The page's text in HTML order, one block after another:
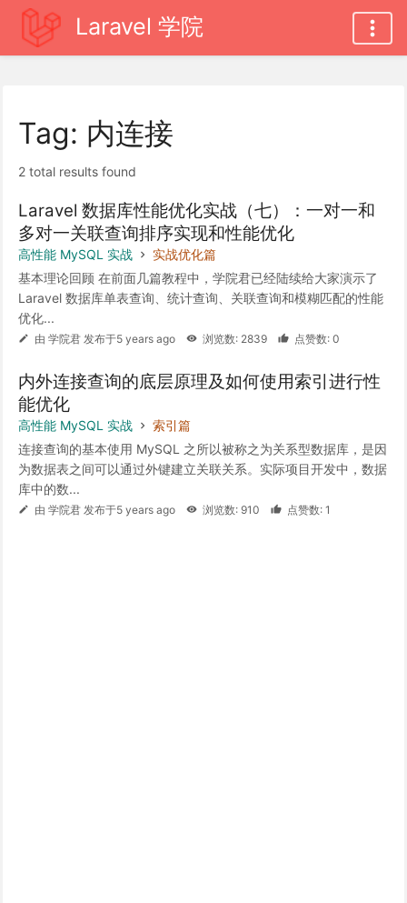
Laravel 学院
Tag: 内连接
2 total results found
Laravel 数据库性能优化实战（七）：一对一和
多对一关联查询排序实现和性能优化
高性能 MySQL 实战
实战优化篇
基本理论回顾 在前面几篇教程中，学院君已经陆续给大家演示了
Laravel 数据库单表查询、统计查询、关联查询和模糊匹配的性能
优化...
由 学院君 发布于5 years ago 浏览数: 2839 点赞数: 0
内外连接查询的底层原理及如何使用索引进行性
能优化
高性能 MySQL 实战
索引篇
连接查询的基本使用 MySQL 之所以被称之为关系型数据库，是因
为数据表之间可以通过外键建立关联关系。实际项目开发中，数据
库中的数...
由 学院君 发布于5 years ago 浏览数: 910 点赞数: 1